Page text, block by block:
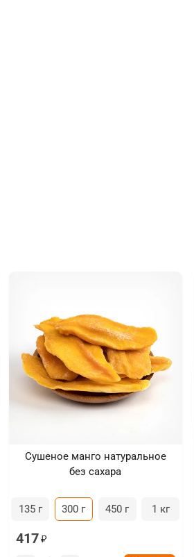
Сушеное манго натуральное
без сахара
135 г 300 г 450 г 1 кг
417